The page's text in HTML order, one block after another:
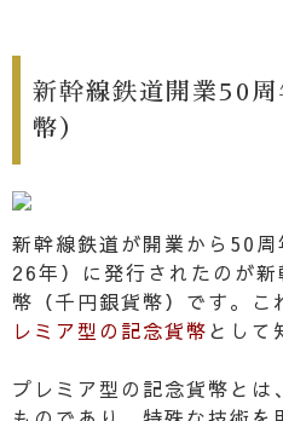
新幹線鉄道開業50
幣）
新幹線鉄道が開業から50
26年）に発行されたのが
幣（千円銀貨幣）です。こ
レミア型の記念貨幣として
プレミア型の記念貨幣とは